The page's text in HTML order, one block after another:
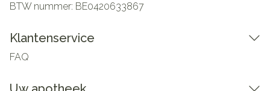
BTW nummer: BE0420633867
Klantenservice
FAQ